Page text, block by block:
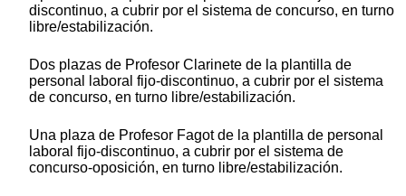
discontinuo, a cubrir por el sistema de concurso, en turno
libre/estabilización.
Dos plazas de Profesor Clarinete de la plantilla de
personal laboral fijo-discontinuo, a cubrir por el sistema
de concurso, en turno libre/estabilización.
Una plaza de Profesor Fagot de la plantilla de personal
laboral fijo-discontinuo, a cubrir por el sistema de
concurso-oposición, en turno libre/estabilización.